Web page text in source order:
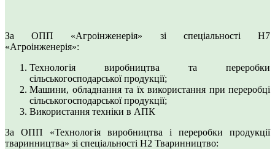
За ОПП «Агроінженерія» зі спеціальності Н7
«Агроінженерія»:
Технологія виробництва та переробки
сільськогосподарської продукції;
Машини, обладнання та їх використання при переробці
сільськогосподарської продукції;
Використання техніки в АПК
За ОПП «Технологія виробництва і переробки продукції
тваринництва» зі спеціальності Н2 Тваринництво: